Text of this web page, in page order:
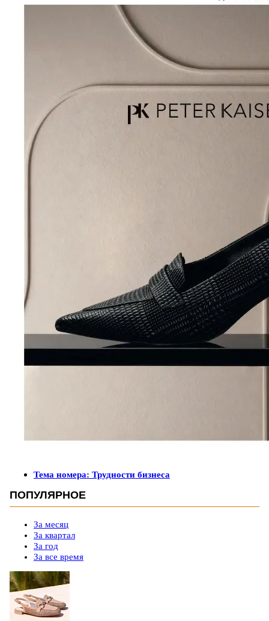
Тема номера: Трудности бизнеса
ПОПУЛЯРНОЕ
За месяц
За квартал
За год
За все время